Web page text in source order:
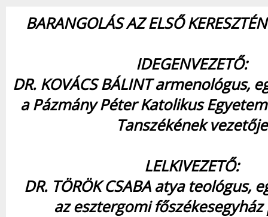
BARANGOLÁS AZ ELSŐ
IDEGENVEZETŐ:
DR. KOVÁCS BÁLINTarmenológus,
a Pázmány Péter Katolikus
Tanszékének vezetője
LELKIVEZETŐ:
DR. TÖRÖK CSABA atyateológus,
az esztergomi